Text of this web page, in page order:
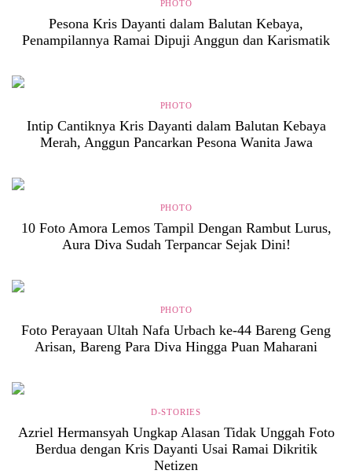
PHOTO
Pesona Kris Dayanti dalam Balutan Kebaya,
Penampilannya Ramai Dipuji Anggun dan Karismatik
PHOTO
Intip Cantiknya Kris Dayanti dalam Balutan Kebaya
Merah, Anggun Pancarkan Pesona Wanita Jawa
PHOTO
10 Foto Amora Lemos Tampil Dengan Rambut Lurus,
Aura Diva Sudah Terpancar Sejak Dini!
PHOTO
Foto Perayaan Ultah Nafa Urbach ke-44 Bareng Geng
Arisan, Bareng Para Diva Hingga Puan Maharani
D-STORIES
Azriel Hermansyah Ungkap Alasan Tidak Unggah Foto
Berdua dengan Kris Dayanti Usai Ramai Dikritik
Netizen